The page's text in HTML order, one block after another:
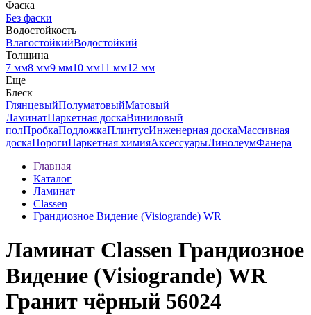
Фаска
Без фаски
Водостойкость
ВлагостойкийВодостойкий
Толщина
7 мм8 мм9 мм10 мм11 мм12 мм
Еще
Блеск
ГлянцевыйПолуматовыйМатовый
ЛаминатПаркетная доскаВиниловый
полПробкаПодложкаПлинтусИнженерная доскаМассивная
доскаПорогиПаркетная химияАксессуарыЛинолеумФанера
Главная
Каталог
Ламинат
Classen
Грандиозное Видение (Visiogrande) WR
Ламинат Classen Грандиозное
Видение (Visiogrande) WR
Гранит чёрный 56024